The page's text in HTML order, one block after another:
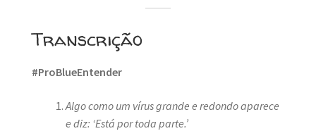
Transcrição
#ProBlueEntender
Algo como um vírus grande e redondo aparece
e diz: ‘Está por toda parte.’